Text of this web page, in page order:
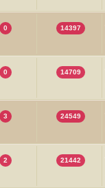
0 14397
0 14709
3 24549
2 21442